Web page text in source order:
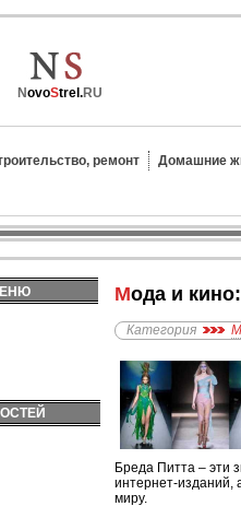
NovoStrel.RU
ремонт Домашние
Мода и
Категория
Бреда Питта – эти
интернет-изданий,
миру.